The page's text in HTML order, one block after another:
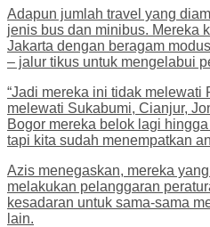
Adapun jumlah travel yang
jenis bus dan minibus. Mereka
Jakarta dengan beragam
– jalur tikus untuk mengelabui
“Jadi mereka ini tidak melewati
melewati Sukabumi, Cianjur,
Bogor mereka belok lagi
tapi kita sudah menempatkan
Azis menegaskan, mereka
melakukan pelanggaran
kesadaran untuk sama-sama
lain.